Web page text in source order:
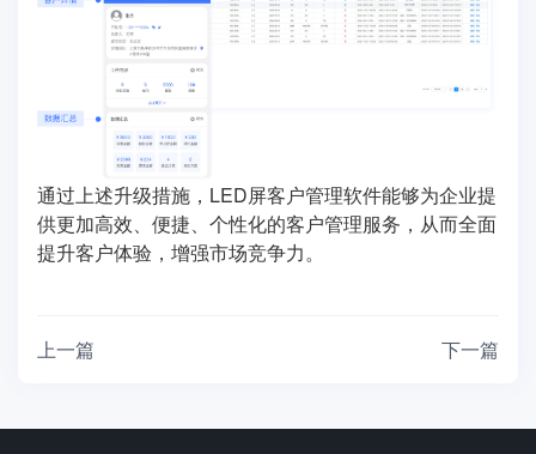
通过上述升级措施，LED屏客户管理软件能够为企业提
供更加高效、便捷、个性化的客户管理服务，从而全面
提升客户体验，增强市场竞争力。
上一篇 下一篇